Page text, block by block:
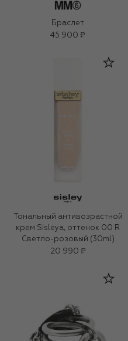
Браслет
45 900 ₽
Тональный антивозрастной
крем Sisleya, оттенок 00 R
Светло-розовый (30ml)
20 990 ₽